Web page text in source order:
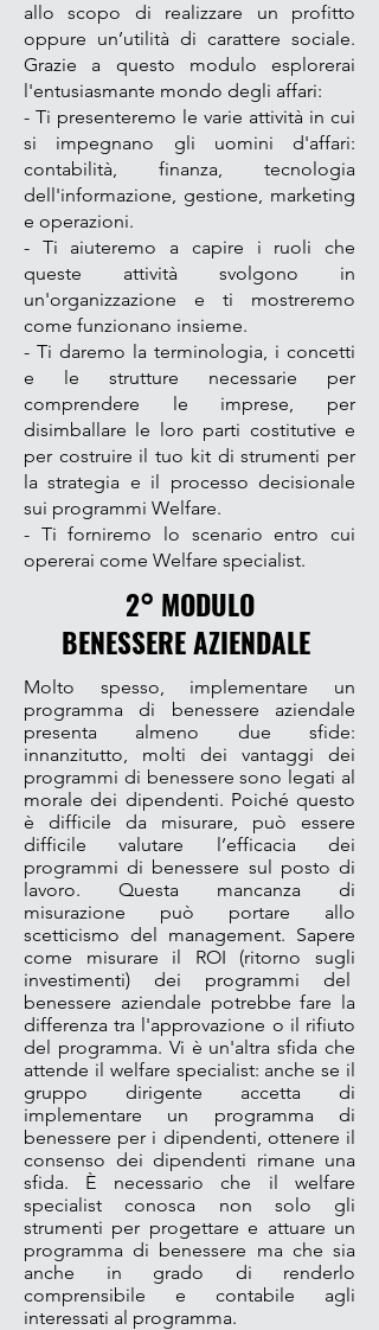
allo scopo di realizzare un profitto
oppure un’utilità di carattere sociale.
Grazie a questo modulo esplorerai
l'entusiasmante mondo degli affari:
- Ti presenteremo le varie attività in cui
si impegnano gli uomini d'affari:
contabilità, finanza, tecnologia
dell'informazione, gestione, marketing
e operazioni.
- Ti aiuteremo a capire i ruoli che
queste attività svolgono in
un'organizzazione e ti mostreremo
come funzionano insieme.
- Ti daremo la terminologia, i concetti
e le strutture necessarie per
comprendere le imprese, per
disimballare le loro parti costitutive e
per costruire il tuo kit di strumenti per
la strategia e il processo decisionale
sui programmi Welfare.
- Ti forniremo lo scenario entro cui
opererai come Welfare specialist.
2° MODULO
BENESSERE AZIENDALE
Molto spesso, implementare un
programma di benessere aziendale
presenta almeno due sfide:
innanzitutto, molti dei vantaggi dei
programmi di benessere sono legati al
morale dei dipendenti. Poiché questo
è difficile da misurare, può essere
difficile valutare l’efficacia dei
programmi di benessere sul posto di
lavoro. Questa mancanza di
misurazione può portare allo
scetticismo del management. Sapere
come misurare il ROI (ritorno sugli
investimenti) dei programmi del
benessere aziendale potrebbe fare la
differenza tra l'approvazione o il rifiuto
del programma. Vi è un'altra sfida che
attende il welfare specialist: anche se il
gruppo dirigente accetta di
implementare un programma di
benessere per i dipendenti, ottenere il
consenso dei dipendenti rimane una
sfida. È necessario che il welfare
specialist conosca non solo gli
strumenti per progettare e attuare un
programma di benessere ma che sia
anche in grado di renderlo
comprensibile e contabile agli
interessati al programma.